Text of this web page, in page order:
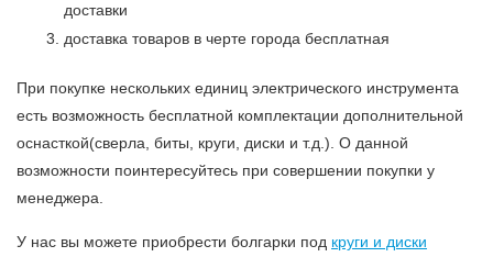
доставки
доставка товаров в черте города бесплатная
При покупке нескольких единиц электрического инструмента
есть возможность бесплатной комплектации дополнительной
оснасткой(сверла, биты, круги, диски и т.д.). О данной
возможности поинтересуйтесь при совершении покупки у
менеджера.
У нас вы можете приобрести болгарки под круги и диски